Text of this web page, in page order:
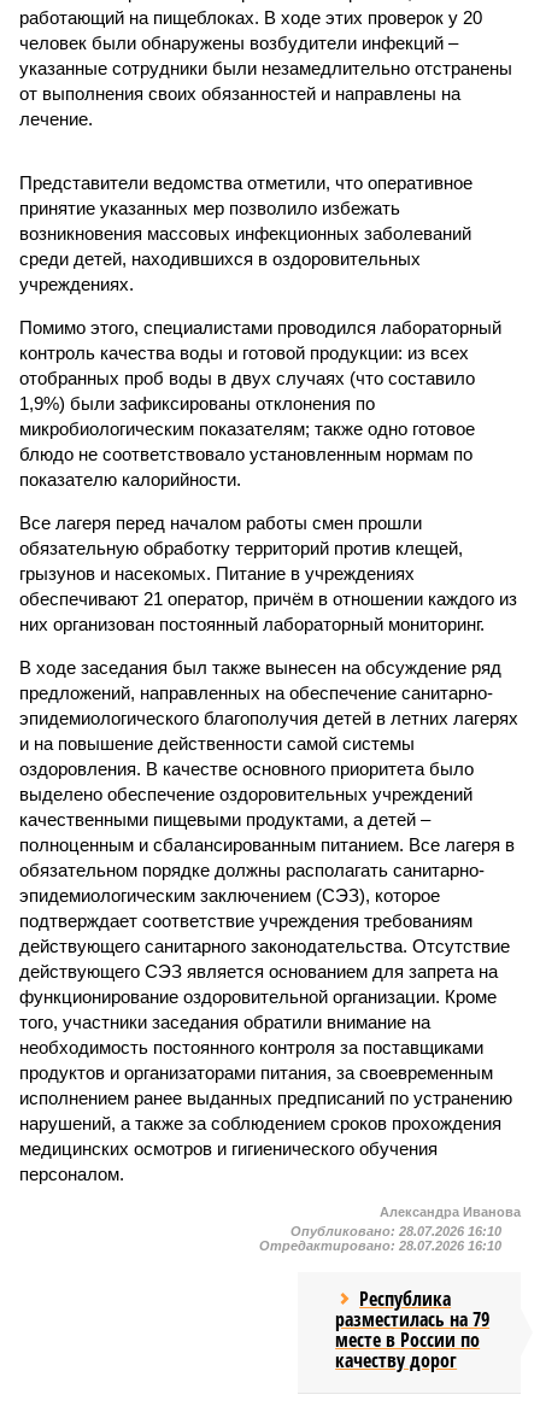
работающий на пищеблоках. В ходе этих проверок у 20
человек были обнаружены возбудители инфекций –
указанные сотрудники были незамедлительно отстранены
от выполнения своих обязанностей и направлены на
лечение.
Представители ведомства отметили, что оперативное
принятие указанных мер позволило избежать
возникновения массовых инфекционных заболеваний
среди детей, находившихся в оздоровительных
учреждениях.
Помимо этого, специалистами проводился лабораторный
контроль качества воды и готовой продукции: из всех
отобранных проб воды в двух случаях (что составило
1,9%) были зафиксированы отклонения по
микробиологическим показателям; также одно готовое
блюдо не соответствовало установленным нормам по
показателю калорийности.
Все лагеря перед началом работы смен прошли
обязательную обработку территорий против клещей,
грызунов и насекомых. Питание в учреждениях
обеспечивают 21 оператор, причём в отношении каждого из
них организован постоянный лабораторный мониторинг.
В ходе заседания был также вынесен на обсуждение ряд
предложений, направленных на обеспечение санитарно-
эпидемиологического благополучия детей в летних лагерях
и на повышение действенности самой системы
оздоровления. В качестве основного приоритета было
выделено обеспечение оздоровительных учреждений
качественными пищевыми продуктами, а детей –
полноценным и сбалансированным питанием. Все лагеря в
обязательном порядке должны располагать санитарно-
эпидемиологическим заключением (СЭЗ), которое
подтверждает соответствие учреждения требованиям
действующего санитарного законодательства. Отсутствие
действующего СЭЗ является основанием для запрета на
функционирование оздоровительной организации. Кроме
того, участники заседания обратили внимание на
необходимость постоянного контроля за поставщиками
продуктов и организаторами питания, за своевременным
исполнением ранее выданных предписаний по устранению
нарушений, а также за соблюдением сроков прохождения
медицинских осмотров и гигиенического обучения
персоналом.
Александра Иванова
Опубликовано: 28.07.2026 16:10
Отредактировано: 28.07.2026 16:10
Республика
разместилась на 79
месте в России по
качеству дорог